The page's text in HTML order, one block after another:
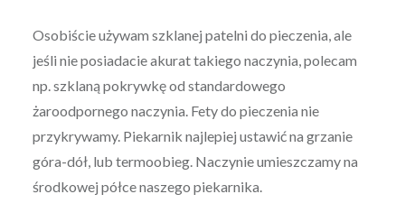
Osobiście używam szklanej patelni do pieczenia, ale
jeśli nie posiadacie akurat takiego naczynia, polecam
np. szklaną pokrywkę od standardowego
żaroodpornego naczynia. Fety do pieczenia nie
przykrywamy. Piekarnik najlepiej ustawić na grzanie
góra-dół, lub termoobieg. Naczynie umieszczamy na
środkowej półce naszego piekarnika.